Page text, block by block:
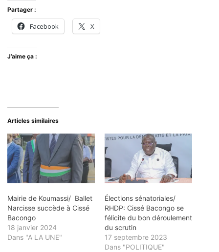
Partager :
Facebook X
J’aime ça :
Articles similaires
Mairie de Koumassi/ Ballet
Narcisse succède à Cissé
Bacongo
18 janvier 2024
Dans "A LA UNE"
Élections sénatoriales/
RHDP: Cissé Bacongo se
félicite du bon déroulement
du scrutin
17 septembre 2023
Dans "POLITIQUE"